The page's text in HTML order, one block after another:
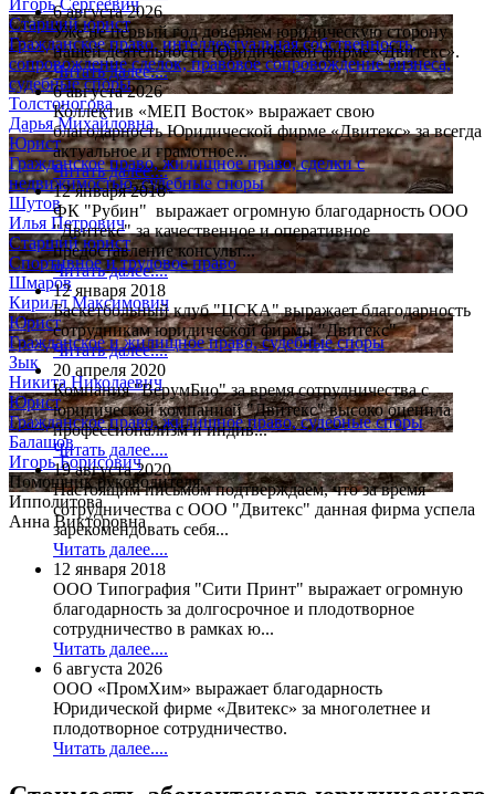
Игорь Сергеевич
Старший юрист
Гражданское право, интеллектуальная собственность,
сопровождение сделок, правовое сопровождение бизнеса,
судебные споры
Толстоногова
Дарья Михайловна
Юрист
Гражданское право, жилищное право, сделки с
недвижимостью, судебные споры
Шутов
Илья Петрович
Старший юрист
Спортивное и трудовое право
Шмаров
Кирилл Максимович
Юрист
Гражданское и жилищное право, судебные споры
Зык
Никита Николаевич
Юрист
Гражданское право, жилищное право, судебные споры
Балашов
Игорь Борисович
Помощник руководителя
Ипполитова
Анна Викторовна
6 августа 2026
Уже не первый год доверяем юридическую сторону
нашей деятельности Юридической фирме «Двитекс».
Читать далее....
6 августа 2026
Коллектив «МЕП Восток» выражает свою
благодарность Юридической фирме «Двитекс» за всегда
актуальное и грамотное...
Читать далее....
12 января 2018
ФК "Рубин" выражает огромную благодарность ООО
"Двитекс" за качественное и оперативное
предоставление консульт...
Читать далее....
12 января 2018
Баскетбольный клуб "ЦСКА" выражает благодарность
сотрудникам юридической фирмы "Двитекс"
Читать далее....
20 апреля 2020
Компания "ВерумБио" за время сотрудничества с
юридической компанией "Двитекс" высоко оценила
профессионализм и индив...
Читать далее....
19 августа 2020
Настоящим письмом подтверждаем, что за время
сотрудничества с ООО "Двитекс" данная фирма успела
зарекомендовать себя...
Читать далее....
12 января 2018
ООО Типография "Сити Принт" выражает огромную
благодарность за долгосрочное и плодотворное
сотрудничество в рамках ю...
Читать далее....
6 августа 2026
ООО «ПромХим» выражает благодарность
Юридической фирме «Двитекс» за многолетнее и
плодотворное сотрудничество.
Читать далее....